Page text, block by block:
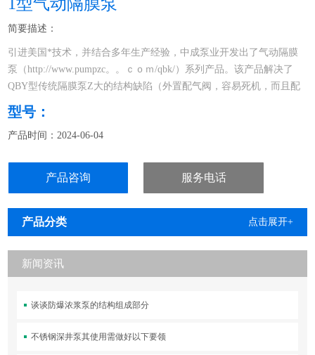
1型气动隔膜泵
简要描述：
引进美国*技术，并结合多年生产经验，中成泵业开发出了气动隔膜
泵（http://www.pumpzc。。ｃｏｍ/qbk/）系列产品。该产品解决了
QBY型传统隔膜泵Z大的结构缺陷（外置配气阀，容易死机，而且配
气阀使用寿命短）
型号：
产品时间：2024-06-04
产品咨询 服务电话
产品分类 点击展开+
新闻资讯
谈谈防爆浓浆泵的结构组成部分
不锈钢深井泵其使用需做好以下要领